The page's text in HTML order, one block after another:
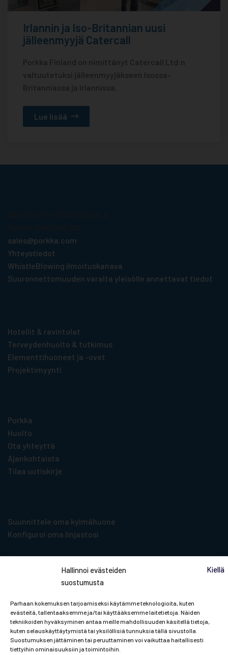
Hallinnoi evästeiden
suostumusta
Parhaan kokemuksen tarjoamiseksi käytämme teknologioita, kuten
evästeitä, tallentaaksemme ja/tai käyttääksemme laitetietoja. Näiden
tekniikoiden hyväksyminen antaa meille mahdollisuuden käsitellä tietoja,
kuten selauskäyttäytymistä tai yksilöllisiä tunnuksia tällä sivustolla.
Suostumuksen jättäminen tai peruuttaminen voi vaikuttaa haitallisesti
tiettyihin ominaisuuksiin ja toimintoihin.
Kiellä
Irlannin ja Iso-Britannian uusi
jälleenmyyjä Catercall
Porkka Finland on nimittänyt Catercall Ltd:n
valtuutetuksi jälleenmyyjäkseen Isossa-
Britanniassa ja Irlannissa.
Lue lisää
sales@porkka.com
Yhteystiedot
WhistleBlowing ilmoituskanava
Suuronnettomuuden varalta yleisölle annettavat tiedot
Hotellit & ravintolat
Terveydenhuolto & tutkimus
Elementti­huoneet ja -ovet
Projektimyynti
Porkka
Huolto
Ota yhteyttä
Ajankohtaista
Tilaa uutiskirje
Suunnittele oma kylmähuone
Konfiguroi oma linjastosi
Tilaa uutiskirje
Pysyt mukana Porkan ja ammattikylmän
viileimmistä uutisista!